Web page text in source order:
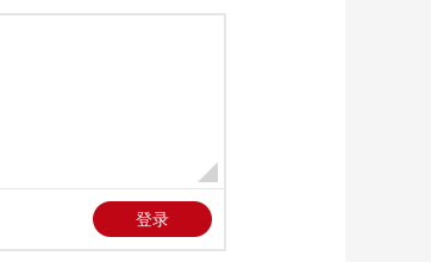
00:59:58
第三季 20260717 健
脾和胃
《中国中医药大会》
第三季 20260718 健